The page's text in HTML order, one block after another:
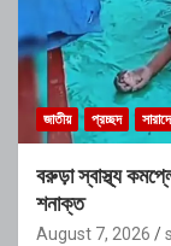
জাতীয় প্রচ্ছদ
বরুড়া স্বাস্থ্য
শনাক্ত
August 7, 2026